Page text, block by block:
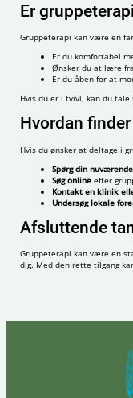
Er
Gruppeterapi kan være en
Er du komfortabel
Ønsker du at lære
Er du åben for at
Hvis du er i tvivl, kan du
Hvordan
Hvis du ønsker at deltage i
Spørg din
Søg onlineefter
Kontakt en klinik
Undersøg lokale
Afsluttende
Gruppeterapi kan være en
dig. Med den rette tilgang